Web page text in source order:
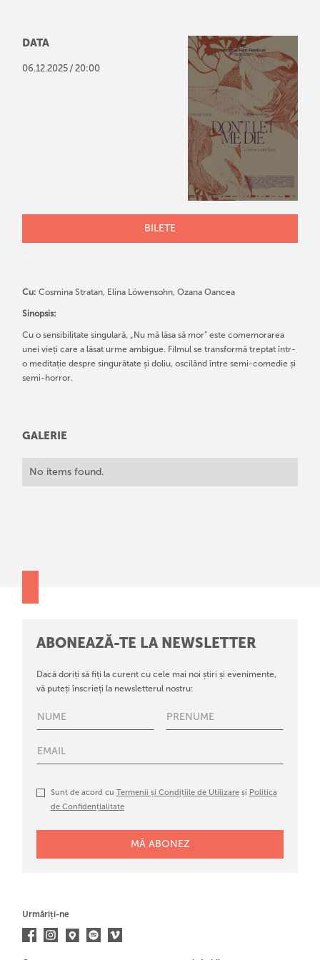
DATA
06.12.2025 / 20:00
BILETE
Cu: Cosmina Stratan, Elina Löwensohn, Ozana Oancea
Sinopsis:
Cu o sensibilitate singulară, „Nu mă lăsa să mor” este comemorarea
unei vieți care a lăsat urme ambigue. Filmul se transformă treptat într-
o meditație despre singurătate și doliu, oscilând între semi-comedie și
semi-horror.
GALERIE
No items found.
ABONEAZĂ-TE LA NEWSLETTER
Dacă doriți să fiți la curent cu cele mai noi știri și evenimente,
vă puteți înscrieți la newsletterul nostru:
Sunt de acord cu Termenii și Condițiile de Utilizareși Politica
de Confidențialitate
Urmăriți-ne